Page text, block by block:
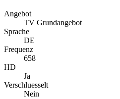
Angebot
TV Grundangebot
Sprache
DE
Frequenz
658
HD
Ja
Verschluesselt
Nein